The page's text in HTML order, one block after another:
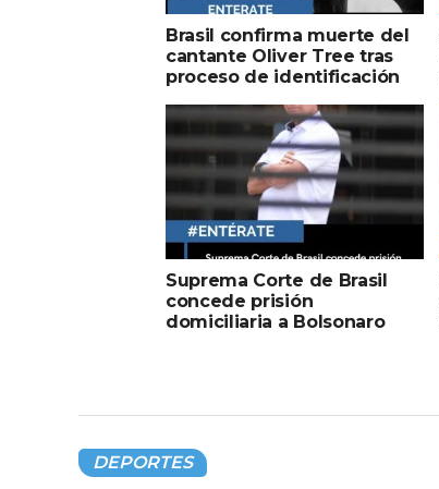
Brasil confirma muerte del
cantante Oliver Tree tras
proceso de identificación
Suprema Corte de Brasil
concede prisión
domiciliaria a Bolsonaro
DEPORTES